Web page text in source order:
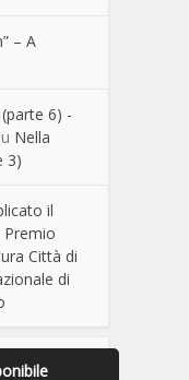
– A
6) -
Nella
3)
il
Premio
Città di
di